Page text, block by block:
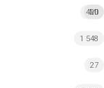
MI
420
1 548
27